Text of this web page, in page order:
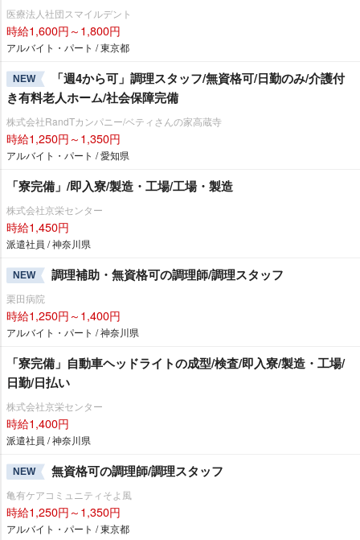
医療法人社団スマイルデント
時給1,600円～1,800円
アルバイト・パート / 東京都
NEW
「週4から可」調理スタッフ/無資格可/日勤のみ/介護付
き有料老人ホーム/社会保障完備
株式会社RandTカンパニー/ベティさんの家高蔵寺
時給1,250円～1,350円
アルバイト・パート / 愛知県
「寮完備」/即入寮/製造・工場/工場・製造
株式会社京栄センター
時給1,450円
派遣社員 / 神奈川県
NEW 調理補助・無資格可の調理師/調理スタッフ
栗田病院
時給1,250円～1,400円
アルバイト・パート / 神奈川県
「寮完備」自動車ヘッドライトの成型/検査/即入寮/製造・工場/
日勤/日払い
株式会社京栄センター
時給1,400円
派遣社員 / 神奈川県
NEW 無資格可の調理師/調理スタッフ
亀有ケアコミュニティそよ風
時給1,250円～1,350円
アルバイト・パート / 東京都